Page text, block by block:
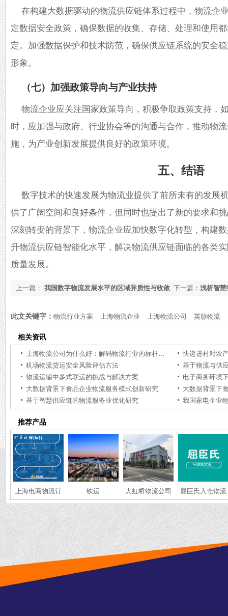
在构建大数据驱动的物流供应链体系过程中， 物流企
定数据安全政策，确保数据的收集、存储、处理和使用
定。加强数据保护和技术防范，确保供应链系统的安全
形象。
（七）加强政策导向与产业扶持
物流企业应关注国家政策导向，积极争取政策支持，
时，应加强与政府、行业协会等的沟通与合作，推动物
施，为产业创新发展提供良好的政策环境。
五、结语
数字技术的快速发展为物流业提供了前所未有的发展
供了广阔空间和良好条件，但同时也提出了新的要求和
深刻转变的背景下，物流企业应加快数字化转型，构建
升物流供应链智能化水平，解决物流供应链面临的各类
质量发展。
下一篇： 浅析智
上一篇： 我国数字物流发展水平的区域异质性与收敛
此文关键字： 物流行业方案 上海物流企业 上海物流公司 英脉物流
相关资讯
上海物流公司为什么好：解码物流行业的标杆力量【行业百科】
快递进村对农
机场物流货运安全风险评估方法
基于物流与供
物流运输中多式联运的挑战与解决方案
电子商务环境
大数据背景下食品企业物流服务模式创新研究
大数据背景下
基于智慧供应链的物流服务业优化研究
推荐产品
上海电商物流订
单处理
铁运 大虹桥物流公司 屈臣氏入仓物流